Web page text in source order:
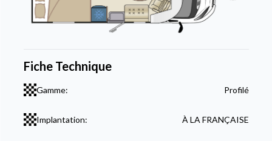
Fiche Technique
Gamme: Profilé
Implantation: À LA FRANÇAISE